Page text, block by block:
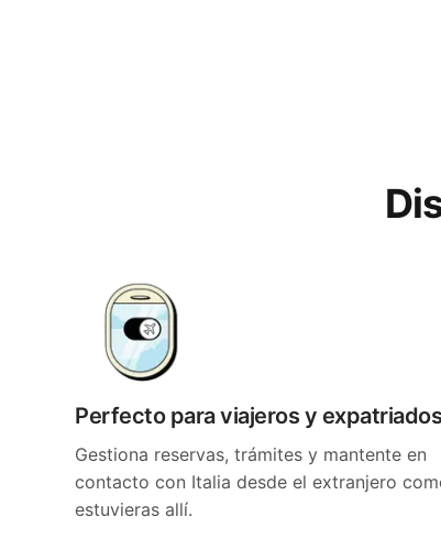
Perfecto para viajeros y expatriados
Gestiona reservas, trámites y mantente en
contacto con Italia desde el extranjero
estuvieras allí.